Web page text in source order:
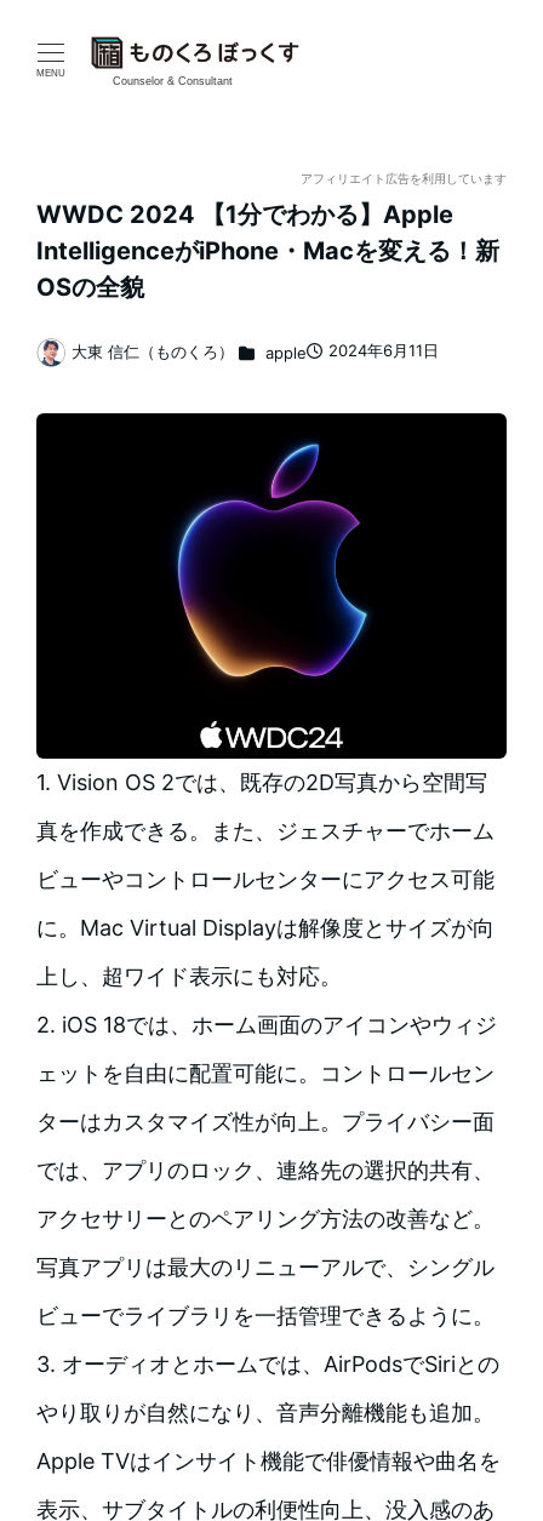
MENU
Counselor & Consultant
アフィリエイト広告を利用しています
WWDC 2024 【1分でわかる】Apple
IntelligenceがiPhone・Macを変える！新
OSの全貌
2024年6月11日
著
大東 信仁（ものくろ） カテゴリー
apple
1. Vision OS 2では、既存の2D写真から空間写
真を作成できる。また、ジェスチャーでホーム
ビューやコントロールセンターにアクセス可能
に。Mac Virtual Displayは解像度とサイズが向
上し、超ワイド表示にも対応。
2. iOS 18では、ホーム画面のアイコンやウィジ
ェットを自由に配置可能に。コントロールセン
ターはカスタマイズ性が向上。プライバシー面
では、アプリのロック、連絡先の選択的共有、
アクセサリーとのペアリング方法の改善など。
写真アプリは最大のリニューアルで、シングル
ビューでライブラリを一括管理できるように。
3. オーディオとホームでは、AirPodsでSiriとの
やり取りが自然になり、音声分離機能も追加。
Apple TVはインサイト機能で俳優情報や曲名を
表示、サブタイトルの利便性向上、没入感のあ